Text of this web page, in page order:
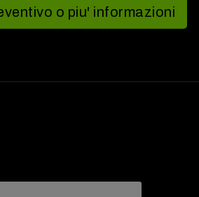
o piu' informazioni